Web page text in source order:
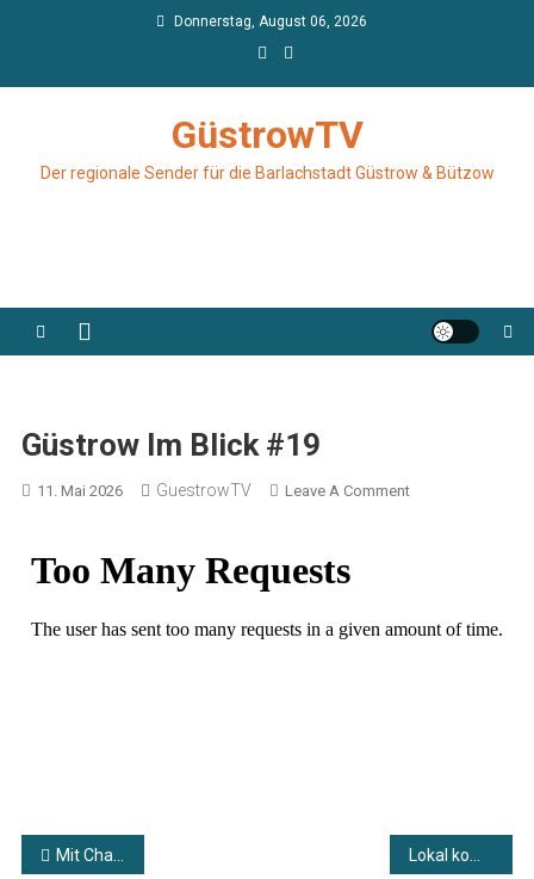
Donnerstag, August 06, 2026
GüstrowTV
Der regionale Sender für die Barlachstadt Güstrow & Bützow
Güstrow Im Blick #19
11. Mai 2026 GuestrowTV Leave A CommentOn
Beitragsnavigation
Mit Charme & Schürze: Uns Hüsung